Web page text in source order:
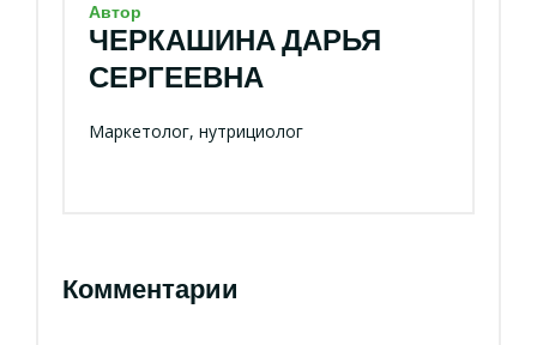
Автор
ЧЕРКАШИНА ДАРЬЯ
СЕРГЕЕВНА
Маркетолог, нутрициолог
Комментарии